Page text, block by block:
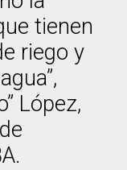
tienen
riego y
López,